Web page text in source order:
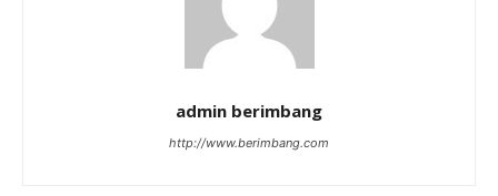
admin berimbang
http://www.berimbang.com